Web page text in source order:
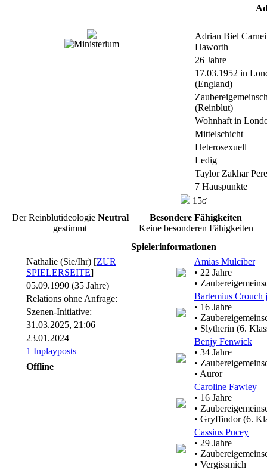
Adrian Biel
Haworth
26 Jahre
17.03.1952 in
(England)
(Reinblut)
Wohnhaft in
Mittelschicht
Heterosexuell
Ledig
Taylor Zakhar
7 Hauspunkte
15ʛ
Der Reinblutideologie Neutral
gestimmt
Besondere Fähigkeiten
Keine besonderen Fähigkeiten
Spielerinformationen
Nathalie (Sie/Ihr) [ZUR
SPIELERSEITE]
05.09.1990 (35 Jahre)
Relations ohne Anfrage:
Szenen-Initiative:
31.03.2025, 21:06
23.01.2024
1 Inplayposts
Offline
Amias Mulciber
• 22 Jahre
•
Bartemius Crouch
• 16 Jahre
•
• Slytherin (6.
Benjy Fenwick
• 34 Jahre
•
• Auror
Caroline Fawley
• 16 Jahre
•
• Gryffindor (6.
Cassius Pucey
• 29 Jahre
•
• Vergissmich